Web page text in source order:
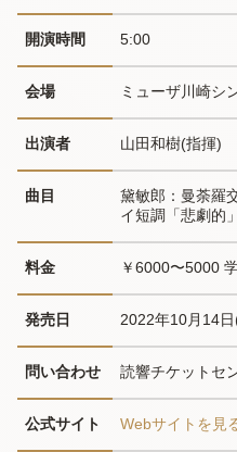
開演時間 5:00
会場 ミューザ川崎シ
出演者 山田和樹(指揮)
曲目
黛敏郎：曼荼羅
イ短調「悲劇的」
料金 ￥6000〜5000
発売日 2022年10月14
問い合わせ 読響チケットセ
公式サイト Webサイトを見